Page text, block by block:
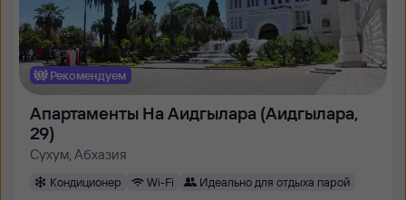
Рекомендуем
Апартаменты На Аидгылара (Аидгылара,
29)
Сухум, Абхазия
Кондиционер Wi-Fi Идеально для отдыха парой